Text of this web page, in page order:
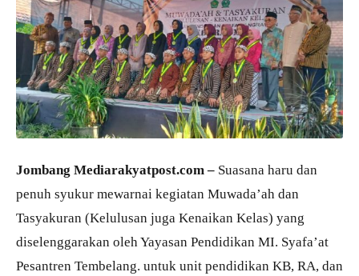
Jombang Mediarakyatpost.com – Suasana haru dan
penuh syukur mewarnai kegiatan Muwada’ah dan
Tasyakuran (Kelulusan juga Kenaikan Kelas) yang
diselenggarakan oleh Yayasan Pendidikan MI. Syafa’at
Pesantren Tembelang. untuk unit pendidikan KB, RA, dan